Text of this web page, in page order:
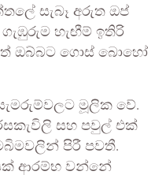
සැබෑ අරුත ඔප්
හැඟීම් ඉතිරි
ඔබ්බට ගොස් බොහෝ
මූලික වේ.
සහ පවුල් එක්
පිරී පවතී.
ආරම්භ වන්නේ